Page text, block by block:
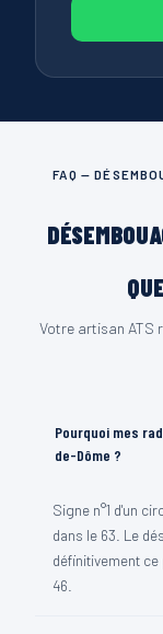
FAQ —
Votre artisan ATS
Pourquoi mes
de-Dôme ?
Signe n°1 d'un
dans le 63. Le
définitivement ce
46.